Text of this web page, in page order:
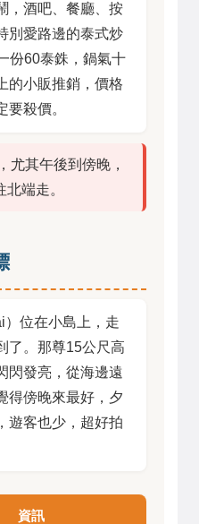
，酒吧、餐廳、按
別愛路邊的泰式炒
份60泰銖，鍋氣十
的小販推銷，價格
殺價。
尤其午後到傍晚，
端走。
）位在小島上，走
了。那尊15公尺高
閃發亮，從海邊遠
得傍晚來最好，夕
遊客也少，超好拍
資訊